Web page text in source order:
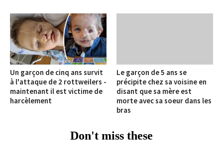
Un garçon de cinq ans survit
à l'attaque de 2 rottweilers -
maintenant il est victime de
harcèlement
Le garçon de 5 ans se
précipite chez sa voisine en
disant que sa mère est
morte avec sa soeur dans les
bras
Don't miss these